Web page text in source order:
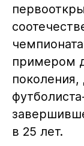
примером
в 25 лет.